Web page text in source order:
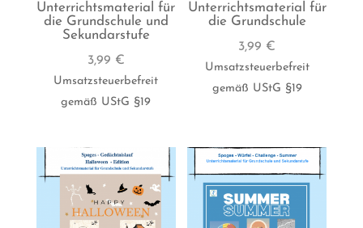
Unterrichtsmaterial für
die Grundschule und
Sekundarstufe
3,99 €
Umsatzsteuerbefreit
gemäß UStG §19
Unterrichtsmaterial für
die Grundschule
3,99 €
Umsatzsteuerbefreit
gemäß UStG §19